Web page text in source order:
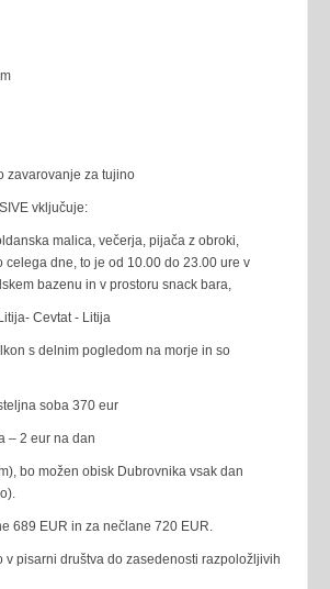
zavarovanje za tujino
vključuje:
malica, večerja, pijača z obroki,
celega dne, to je od 10.00 do 23.00 ure v
bazenu in v prostoru snack bara,
Cevtat - Litija
s delnim pogledom na morje in so
soba 370 eur
– 2 eur na dan
bo možen obisk Dubrovnika vsak dan
689 EUR in za nečlane 720 EUR.
v pisarni društva do zasedenosti razpoložljivih